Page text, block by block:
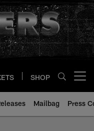
SHOP
Mailbag Press